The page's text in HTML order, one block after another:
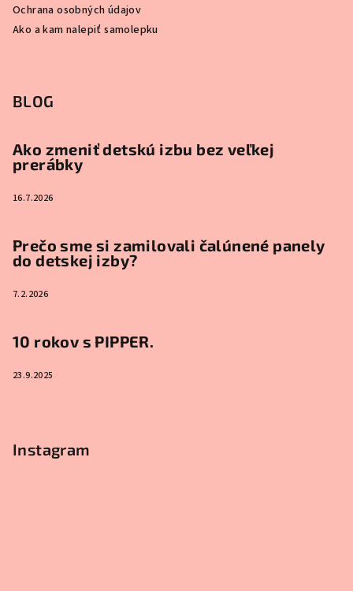
Ochrana osobných údajov
Ako a kam nalepiť samolepku
BLOG
Ako zmeniť detskú izbu bez veľkej
prerábky
16.7.2026
Prečo sme si zamilovali čalúnené panely
do detskej izby?
7.2.2026
10 rokov s PIPPER.
23.9.2025
Instagram